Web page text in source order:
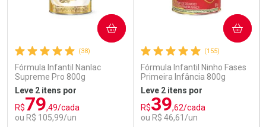
(38)
Fórmula Infantil Nanlac
Supreme Pro 800g
Leve 2 itens por
R$79,49/cada
ou R$ 105,99/un
COMPRAR
(155)
Fórmula Infantil Ninho Fases
Primeira Infância 800g
Leve 2 itens por
R$39,62/cada
ou R$ 46,61/un
COMPRAR